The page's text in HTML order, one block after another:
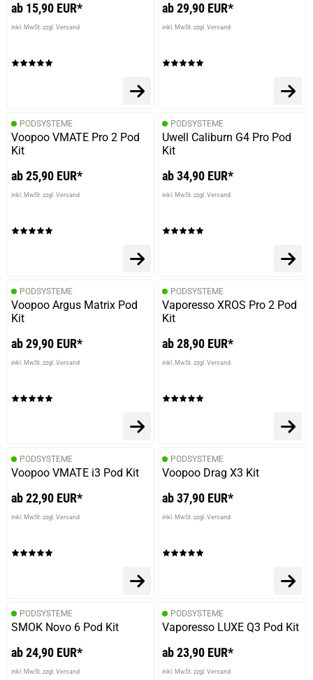
ab 15,90 EUR*
inkl. MwSt. zzgl. Versand
ab 29,90 EUR*
inkl. MwSt. zzgl. Versand
PODSYSTEME
Voopoo VMATE Pro 2 Pod
Kit
ab 25,90 EUR*
inkl. MwSt. zzgl. Versand
PODSYSTEME
Uwell Caliburn G4 Pro Pod
Kit
ab 34,90 EUR*
inkl. MwSt. zzgl. Versand
PODSYSTEME
Voopoo Argus Matrix Pod
Kit
ab 29,90 EUR*
inkl. MwSt. zzgl. Versand
PODSYSTEME
Vaporesso XROS Pro 2 Pod
Kit
ab 28,90 EUR*
inkl. MwSt. zzgl. Versand
PODSYSTEME
Voopoo VMATE i3 Pod Kit
ab 22,90 EUR*
inkl. MwSt. zzgl. Versand
PODSYSTEME
Voopoo Drag X3 Kit
ab 37,90 EUR*
inkl. MwSt. zzgl. Versand
PODSYSTEME
SMOK Novo 6 Pod Kit
ab 24,90 EUR*
inkl. MwSt. zzgl. Versand
PODSYSTEME
Vaporesso LUXE Q3 Pod Kit
ab 23,90 EUR*
inkl. MwSt. zzgl. Versand